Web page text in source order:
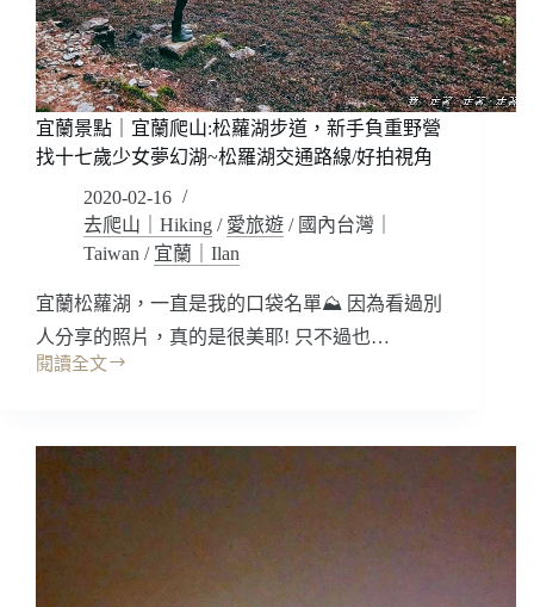
灣
抹
茶
冰
淇
淋
山，
原
礁
溪
抹
山
交
宜蘭景點｜宜蘭爬山:松蘿湖步道，新手負重野營
找十七歲少女夢幻湖~松羅湖交通路線/好拍視角
2020-02-16
去爬山｜Hiking / 愛旅遊 / 國內台灣｜
Taiwan / 宜蘭｜Ilan
宜蘭松蘿湖，一直是我的口袋名單⛰ 因為看過別
人分享的照片，真的是很美耶! 只不過也…
閱讀全文
宜
點
｜
宜
蘭